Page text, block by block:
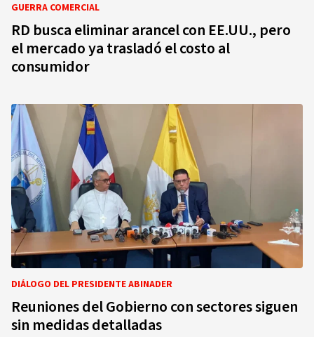
GUERRA COMERCIAL
RD busca eliminar arancel con EE.UU., pero
el mercado ya trasladó el costo al
consumidor
DIÁLOGO DEL PRESIDENTE ABINADER
Reuniones del Gobierno con sectores siguen
sin medidas detalladas